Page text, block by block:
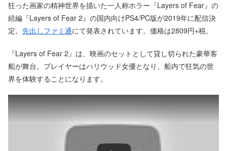
狂った画家の精神世界を描いた一人称ホラー『Layers of Fear』の
続編『Layers of Fear 2』の国内向けPS4/PC版が2019年に配信決
定。 先出しファミ通にて発表されています。価格は2809円+税。
『Layers of Fear 2』は、映画のセットとして貸し切られた豪華客
船が舞台。プレイヤーはハリウッド女優となり、船内で狂気の世
界を体験することになります。